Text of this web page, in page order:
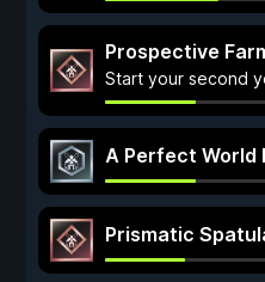
Prospective
Start your second
A Perfect World
Prismatic